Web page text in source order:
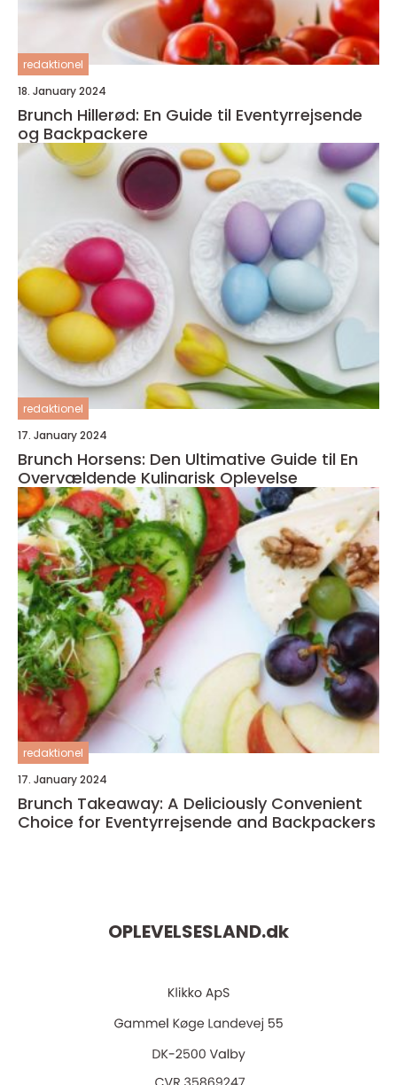
redaktionel
18. January 2024
Brunch Hillerød: En Guide til Eventyrrejsende
og Backpackere
redaktionel
17. January 2024
Brunch Horsens: Den Ultimative Guide til En
Overvældende Kulinarisk Oplevelse
redaktionel
17. January 2024
Brunch Takeaway: A Deliciously Convenient
Choice for Eventyrrejsende and Backpackers
OPLEVELSESLAND.dk